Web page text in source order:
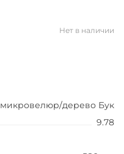
Нет в наличии
микровелюр/дерево Бук
9.78